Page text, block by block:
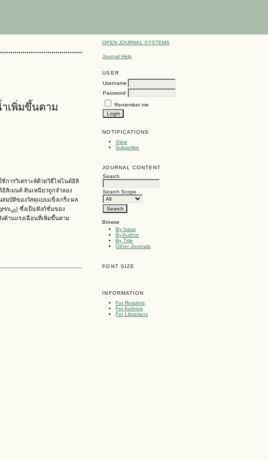
OPEN JOURNAL SYSTEMS
Journal Help
USER
Username
Password
Remember me
NOTIFICATIONS
View
Subscribe
JOURNAL CONTENT
Search
Search Scope
Browse
By Issue
By Author
By Title
Other Journals
FONT SIZE
INFORMATION
For Readers
For Authors
For Librarians
เพิ่มขึ้นตาม
การวิเคราะห์ด้วยวิธีไฟไนต์อิลิ
อิลิเมนต์ ดินเหนียวถูกจำลอง
มบัติของวัสดุแบบแข็งเกร็ง ผล
su0) ซึ่งเป็นฟังก์ชั่นของ
ต้านแรงเฉือนที่เพิ่มขึ้นตาม